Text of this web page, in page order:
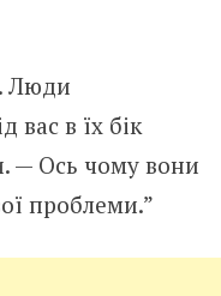
Люди
вас в їх бік
— Ось чому вони
проблеми.”